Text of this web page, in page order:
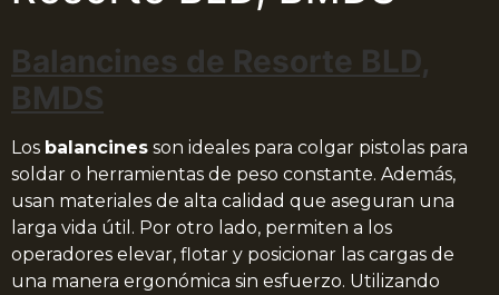
Balancines de Resorte BLD,
BMDS
Los balancines son ideales para colgar pistolas para
soldar o herramientas de peso constante. Además,
usan materiales de alta calidad que aseguran una
larga vida útil. Por otro lado, permiten a los
operadores elevar, flotar y posicionar las cargas de
una manera ergonómica sin esfuerzo. Utilizando